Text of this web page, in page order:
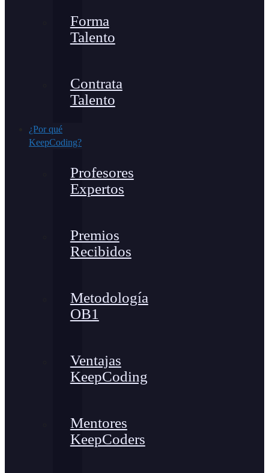
Forma
Talento
Contrata
Talento
¿Por qué
KeepCoding?
Profesores
Expertos
Premios
Recibidos
Metodología
OB1
Ventajas
KeepCoding
Mentores
KeepCoders